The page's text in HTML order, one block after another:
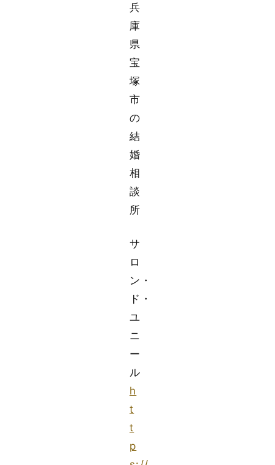
兵
庫
県
宝
塚
市
の
結
婚
相
談
所
サ
ロ
ン・
ド・
ユ
ニ
ー
ル
h
t
t
p